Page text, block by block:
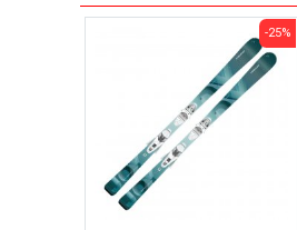
-25%